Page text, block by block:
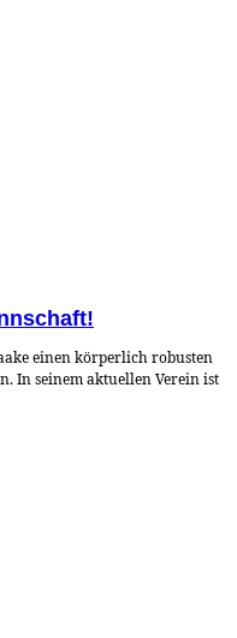
einen körperlich robusten
In seinem aktuellen Verein ist